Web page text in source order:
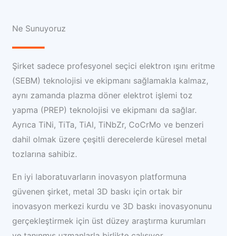
Ne Sunuyoruz
Şirket sadece profesyonel seçici elektron ışını eritme
(SEBM) teknolojisi ve ekipmanı sağlamakla kalmaz,
aynı zamanda plazma döner elektrot işlemi toz
yapma (PREP) teknolojisi ve ekipmanı da sağlar.
Ayrıca TiNi, TiTa, TiAl, TiNbZr, CoCrMo ve benzeri
dahil olmak üzere çeşitli derecelerde küresel metal
tozlarına sahibiz.
En iyi laboratuvarların inovasyon platformuna
güvenen şirket, metal 3D baskı için ortak bir
inovasyon merkezi kurdu ve 3D baskı inovasyonunu
gerçekleştirmek için üst düzey araştırma kurumları